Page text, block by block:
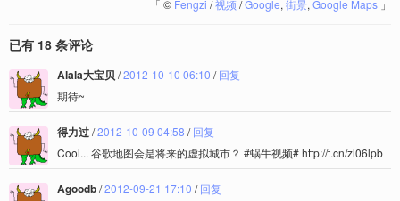
「 © Fengzi /视频/Google, 街景, Google Maps 」
已有 18 条评论
Alala大宝贝/2012-10-10 06:10 /回复
期待~
得力过/2012-10-09 04:58 /回复
Cool... 谷歌地图会是将来的虚拟城市？ #蜗牛视频# http://t.cn/zl06lpb
Agoodb/2012-09-21 17:10 /回复